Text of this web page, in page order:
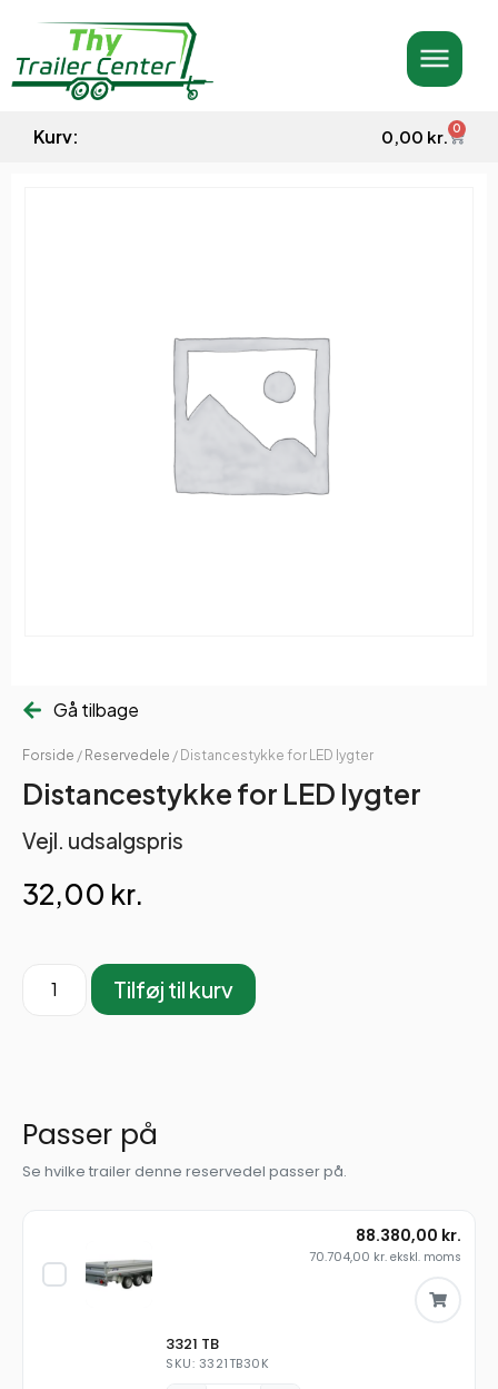
Kurv: 0,00 kr. 0
Gå tilbage
Forside / Reservedele / Distancestykke for LED lygter
Distancestykke for LED lygter
Vejl. udsalgspris
32,00 kr.
Tilføj til kurv
Passer på
Se hvilke trailer denne reservedel passer på.
3321 TB
SKU: 3321TB30K
88.380,00 kr.
70.704,00 kr. ekskl. moms